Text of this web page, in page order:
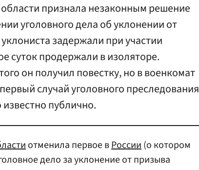
признала незаконным решение
уголовного дела об уклонении от
задержали при участии
суток продержали в изоляторе.
он получил повестку, но в военкомат
случай уголовного преследования
публично.
отменила первое вРоссии(о котором
дело за уклонение от призыва